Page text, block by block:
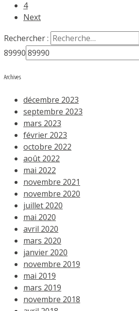
4
Next
Rechercher :
89990
Archives
décembre 2023
septembre 2023
mars 2023
février 2023
octobre 2022
août 2022
mai 2022
novembre 2021
novembre 2020
juillet 2020
mai 2020
avril 2020
mars 2020
janvier 2020
novembre 2019
mai 2019
mars 2019
novembre 2018